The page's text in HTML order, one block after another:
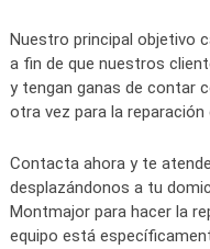
Nuestro principal objetivo
a fin de que nuestros
y tengan ganas de contar
otra vez para la reparación
Contacta ahora y te
desplazándonos a tu
Montmajor para hacer la
equipo está